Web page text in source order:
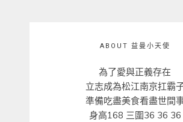
ABOUT 益曼小天使
為了愛與正義存在
立志成為松江南京扛霸
準備吃盡美食看盡世間
身高168 三圍36 36 36